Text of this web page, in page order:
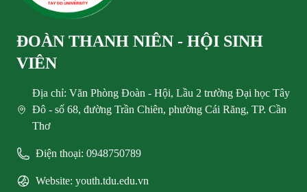
ĐOÀN THANH NIÊN - HỘI SINH
VIÊN
Địa chỉ: Văn Phòng Đoàn - Hội, Lầu 2 trường Đại học Tây
Đô - số 68, đường Trần Chiên, phường Cái Răng, TP. Cần
Thơ
Điện thoại: 0948750789
Website: youth.tdu.edu.vn